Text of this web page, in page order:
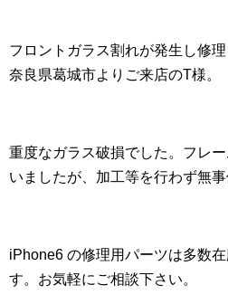
フロントガラス割れが発生し修
奈良県葛城市よりご来店のT様。
重度なガラス破損でした。フレ
いましたが、加工等を行わず無
iPhone6 の修理用パーツは多数
す。お気軽にご相談下さい。